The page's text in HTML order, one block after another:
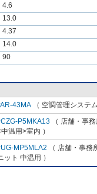
4.6
13.0
4.37
14.0
90
43MA （ 空調管理システ
P5MKA13 （ 店舗・事
温用>室内 ）
MP5MLA2 （ 店舗・事務
ット 中温用 ）